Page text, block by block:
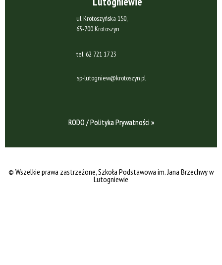
ul. Krotoszyńska 150,
63-700 Krotoszyn
tel. 62 721 17 23
sp-lutogniew@krotoszyn.pl
RODO / Polityka Prywatności »
© Wszelkie prawa zastrzeżone, Szkoła Podstawowa im. Jana Brzechwy w
Lutogniewie